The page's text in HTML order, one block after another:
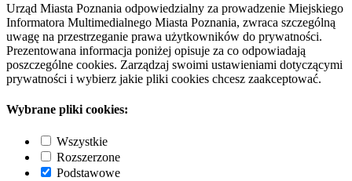
Urząd Miasta Poznania odpowiedzialny za prowadzenie Miejskiego
Informatora Multimedialnego Miasta Poznania, zwraca szczególną
uwagę na przestrzeganie prawa użytkowników do prywatności.
Prezentowana informacja poniżej opisuje za co odpowiadają
poszczególne cookies. Zarządzaj swoimi ustawieniami dotyczącymi
prywatności i wybierz jakie pliki cookies chcesz zaakceptować.
Wybrane pliki cookies:
Wszystkie
Rozszerzone
Podstawowe